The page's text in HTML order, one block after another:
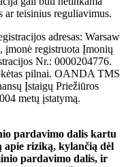
ar teisinius reguliavimus.
adresas: Warsaw
registruota Įmonių
Nr.: 0000204776.
pilnai. OANDA TMS
Įstaigų Priežiūros
metų įstatymą.
pardavimo dalis kartu
apie riziką, kylančią dėl
pardavimo dalis, ir